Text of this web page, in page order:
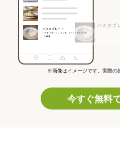
※画像はイメージです。実際の
今すぐ無料